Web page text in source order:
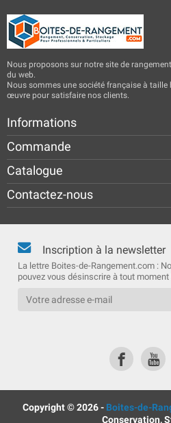
Nous proposons sur notre site de
du web.
Nous sommes une société française à
œuvre pour satisfaire nos clients.
Informations
Commande
Catalogue
Contactez-nous
Inscription à la newsletter
La lettre Boites-de-Rangement.com :
pouvez vous désinscrire à tout moment
Copyright © 2026 - Boites-de-
Conservation,